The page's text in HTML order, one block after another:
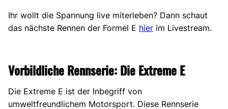
Ihr wollt die Spannung live miterleben? Dann schaut
das nächste Rennen der Formel E hier im Livestream.
Vorbildliche Rennserie: Die Extreme E
Die Extreme E ist der Inbegriff von
umweltfreundlichem Motorsport. Diese Rennserie